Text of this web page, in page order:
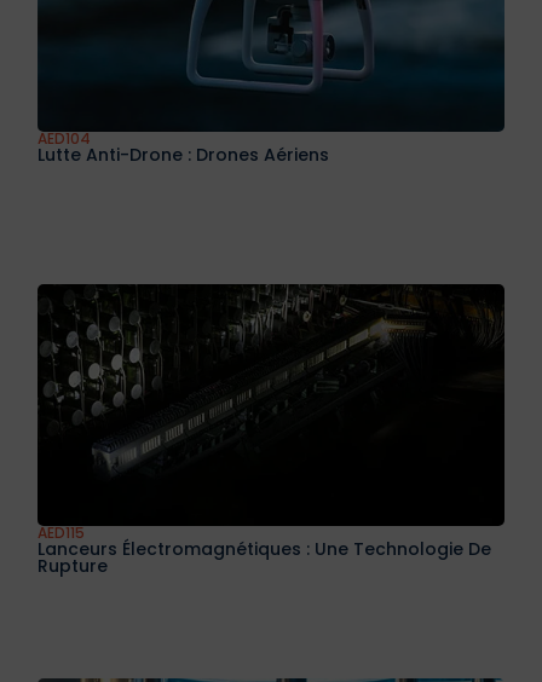
AED104
Lutte Anti-Drone : Drones Aériens
AED115
Lanceurs Électromagnétiques : Une Technologie De
Rupture